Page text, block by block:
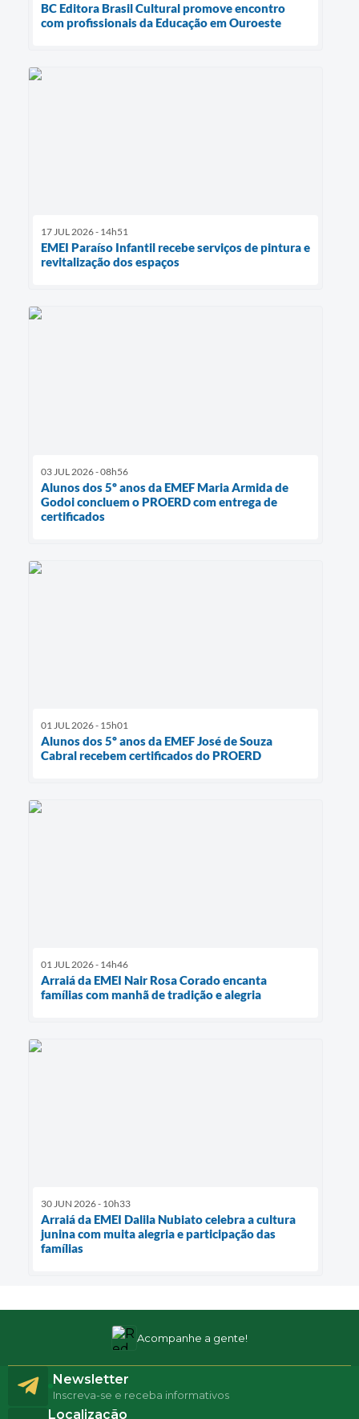
BC Editora Brasil Cultural promove encontro
com profissionais da Educação em Ouroeste
17 JUL 2026 - 14h51
EMEI Paraíso Infantil recebe serviços de pintura e
revitalização dos espaços
03 JUL 2026 - 08h56
Alunos dos 5º anos da EMEF Maria Armida de
Godoi concluem o PROERD com entrega de
certificados
01 JUL 2026 - 15h01
Alunos dos 5º anos da EMEF José de Souza
Cabral recebem certificados do PROERD
01 JUL 2026 - 14h46
Arraiá da EMEI Nair Rosa Corado encanta
famílias com manhã de tradição e alegria
30 JUN 2026 - 10h33
Arraiá da EMEI Dalila Nubiato celebra a cultura
junina com muita alegria e participação das
famílias
Acompanhe a gente!
Localização
Newsletter
Inscreva-se e receba informativos